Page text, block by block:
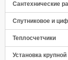
Сантехнические
Спутниковое и
Теплосчетчики
Установка